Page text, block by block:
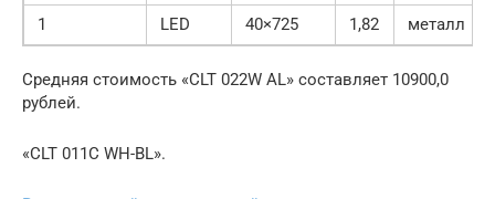
1 LED 40×725 1,82 металл
Средняя стоимость «CLT 022W AL» составляет 10900,0
рублей.
«CLT 011C WH-BL».